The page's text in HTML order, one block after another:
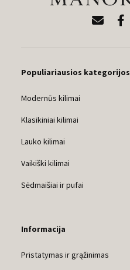
Populiariausios kategorijos
Modernūs kilimai
Klasikiniai kilimai
Lauko kilimai
Vaikiški kilimai
Sėdmaišiai ir pufai
Informacija
Pristatymas ir grąžinimas